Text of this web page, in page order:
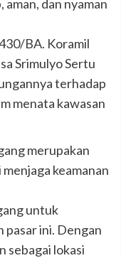
dan nyaman
BA. Koramil
Srimulyo Sertu
terhadap
menata kawasan
merupakan
keamanan
untuk
pasar ini. Dengan
sebagai lokasi